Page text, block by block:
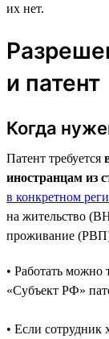
их нет.
и патент
Когда
Патент требуется
иностранцам из
в конкретном
на жительство
проживание
• Работать можно
«Субъект РФ»
• Если сотрудник